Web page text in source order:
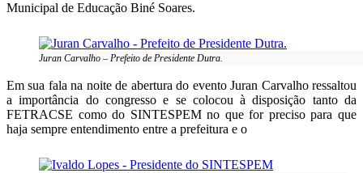
Municipal de Educação Biné Soares.
Juran Carvalho – Prefeito de Presidente Dutra.
Em sua fala na noite de abertura do evento Juran Carvalho ressaltou
a importância do congresso e se colocou à disposição tanto da
FETRACSE como do SINTESPEM no que for preciso para que
haja sempre entendimento entre a prefeitura e o